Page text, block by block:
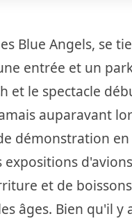
Blue Angels, se
entrée et un
et le spectacle
auparavant
démonstration
et de
âges. Bien qu'il